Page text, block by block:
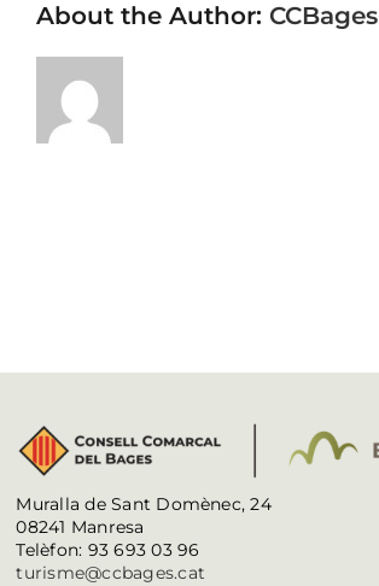
About the Author: CCBages
Muralla de Sant Domènec, 24
08241 Manresa
Telèfon: 93 693 03 96
turisme@ccbages.cat